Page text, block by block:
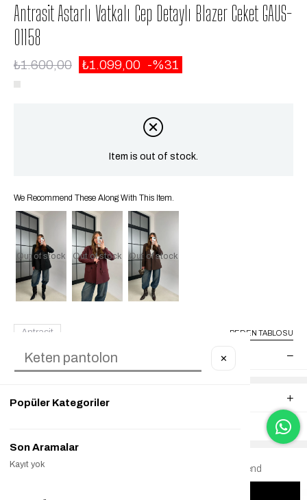
Antrasit Astarlı Vatkalı Cep Detaylı Blazer Ceket GAUS-
01158
₺1.600,00 ₺1.099,00 31
Item is out of stock.
We Recommend These Along With This Item.
Out of stock Out of stock Out of stock
Antrasit BEDEN TABLOSU
ITEM FEATURES
COMMENTS (0)
Notify me when the price goes down Recommend
✕
Popüler Kategoriler
Son Aramalar
Kayıt yok